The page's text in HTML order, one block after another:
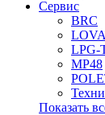
Сервис
BRC
LPG-
MP48
Показать